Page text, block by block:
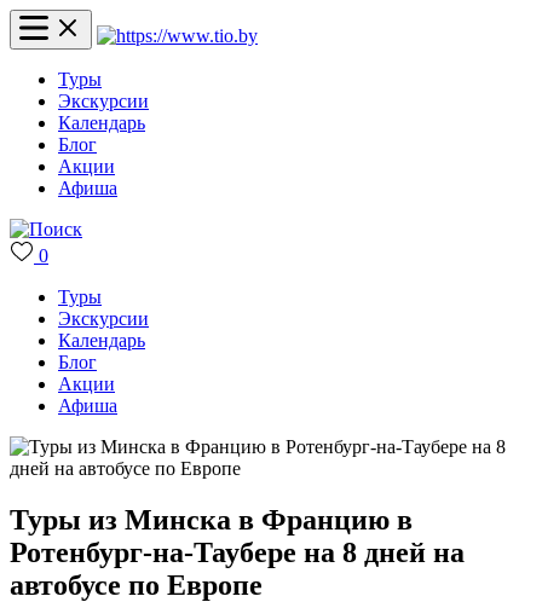
Туры
Экскурсии
Календарь
Блог
Акции
Афиша
0
Туры
Экскурсии
Календарь
Блог
Акции
Афиша
Туры из Минска в Францию в
Ротенбург-на-Таубере на 8 дней на
автобусе по Европе